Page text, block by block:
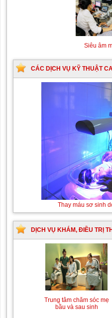
Siêu âm
CÁC DỊCH VỤ KỸ THUẬT
Thay máu sơ sinh
DỊCH VỤ KHÁM, ĐIỀU TRỊ
Trung tâm chăm sóc mẹ
bầu và sau sinh